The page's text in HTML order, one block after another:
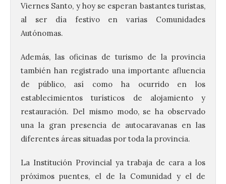
Viernes Santo, y hoy se esperan bastantes turistas,
al ser día festivo en varias Comunidades
Autónomas.
Además, las oficinas de turismo de la provincia
también han registrado una importante afluencia
de público, así como ha ocurrido en los
establecimientos turísticos de alojamiento y
restauración. Del mismo modo, se ha observado
una la gran presencia de autocaravanas en las
diferentes áreas situadas por toda la provincia.
La Institución Provincial ya trabaja de cara a los
próximos puentes, el de la Comunidad y el de
Vuelve la tradicional Feria
de Dulces del Convento a
Gradefes
7 Ago 2026